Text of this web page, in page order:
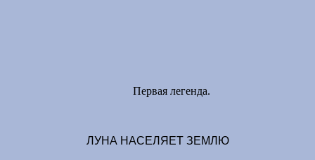
Первая легенда.
ЛУНА НАСЕЛЯЕТ ЗЕМЛЮ